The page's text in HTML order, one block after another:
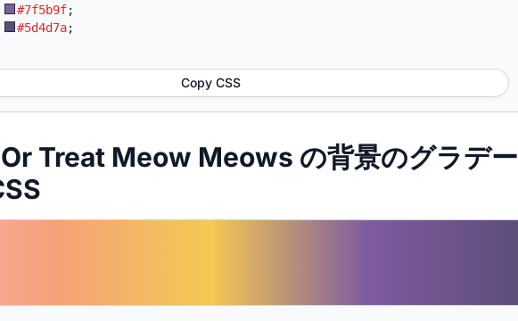
#7f5b9f;
#5d4d7a;
Copy CSS
Treat Meow Meows の背景のグラデー